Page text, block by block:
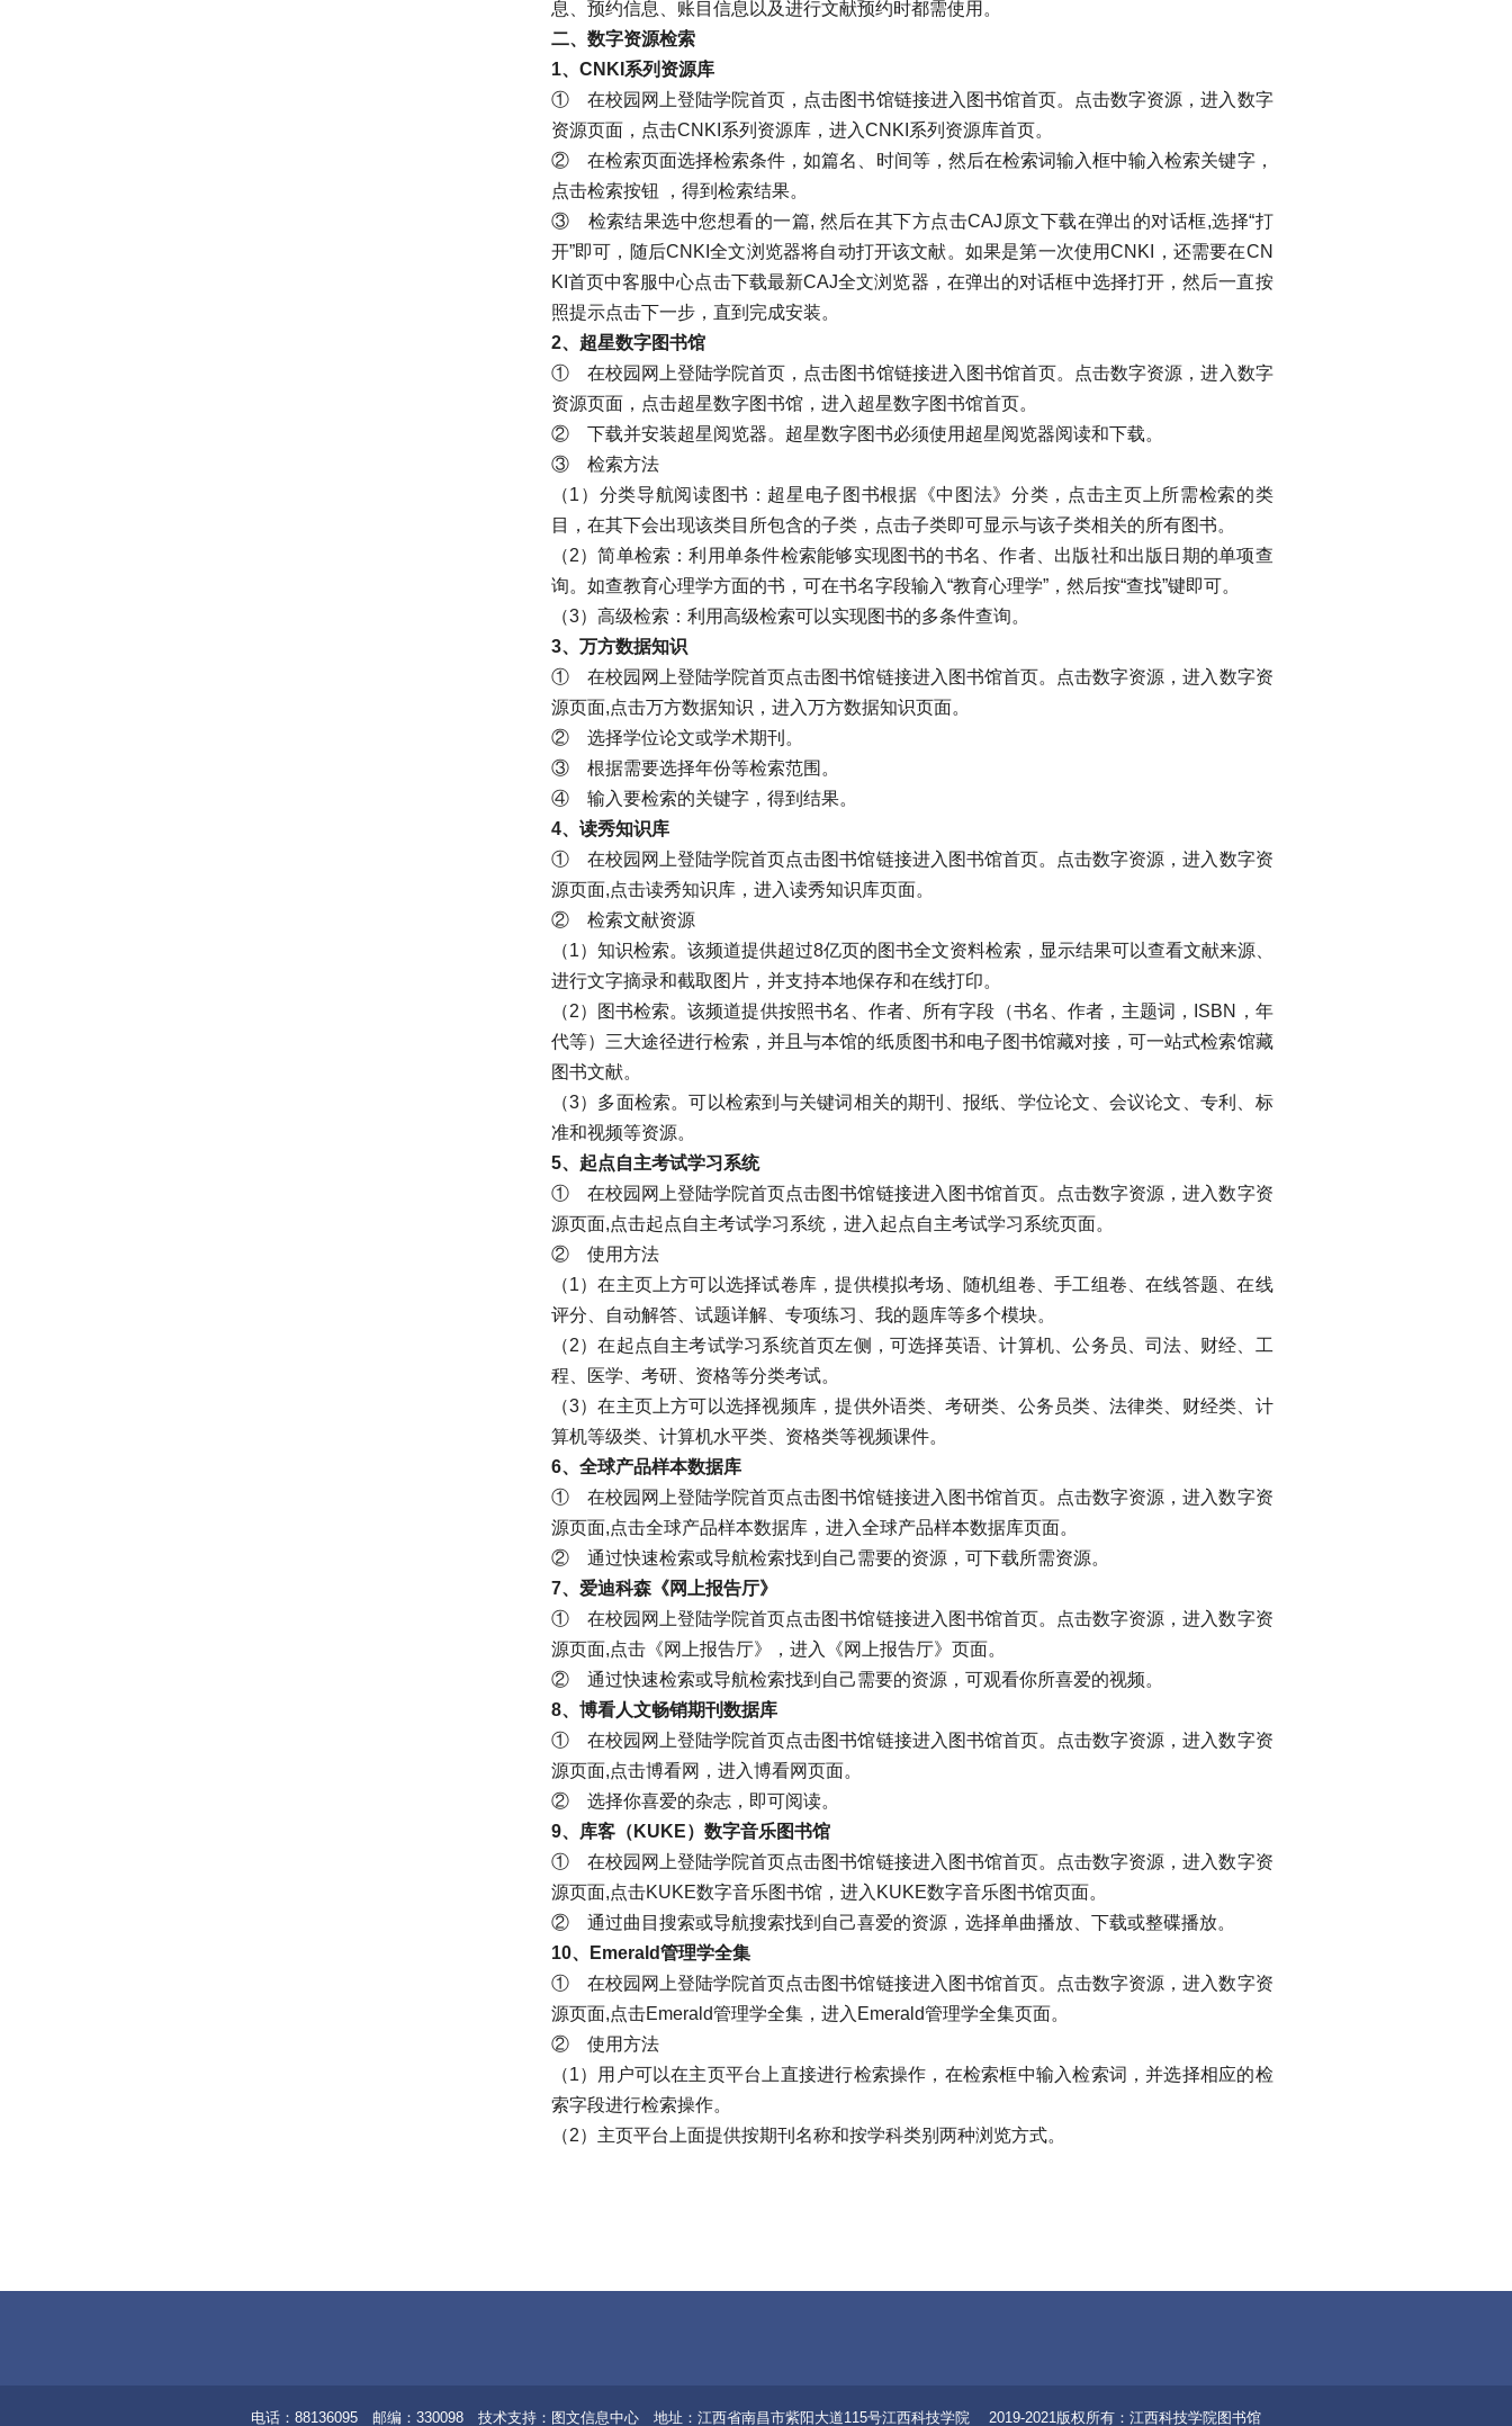
息、预约信息、账目信息以及进行文献预约时都需使用。
二、数字资源检索
1、CNKI系列资源库
① 在校园网上登陆学院首页，点击图书馆链接进入图书馆首页。点击数字资源，进入数字
资源页面，点击CNKI系列资源库，进入CNKI系列资源库首页。
② 在检索页面选择检索条件，如篇名、时间等，然后在检索词输入框中输入检索关键字，
点击检索按钮 ，得到检索结果。
③ 检索结果选中您想看的一篇, 然后在其下方点击CAJ原文下载在弹出的对话框,选择“打
开”即可，随后CNKI全文浏览器将自动打开该文献。如果是第一次使用CNKI，还需要在CN
KI首页中客服中心点击下载最新CAJ全文浏览器，在弹出的对话框中选择打开，然后一直按
照提示点击下一步，直到完成安装。
2、超星数字图书馆
①在校园网上登陆学院首页，点击图书馆链接进入图书馆首页。点击数字资源，进入数字
资源页面，点击超星数字图书馆，进入超星数字图书馆首页。
②下载并安装超星阅览器。超星数字图书必须使用超星阅览器阅读和下载。
③检索方法
（1）分类导航阅读图书：超星电子图书根据《中图法》分类，点击主页上所需检索的类
目，在其下会出现该类目所包含的子类，点击子类即可显示与该子类相关的所有图书。
（2）简单检索：利用单条件检索能够实现图书的书名、作者、出版社和出版日期的单项查
询。如查教育心理学方面的书，可在书名字段输入“教育心理学”，然后按“查找”键即可。
（3）高级检索：利用高级检索可以实现图书的多条件查询。
3、万方数据知识
①在校园网上登陆学院首页点击图书馆链接进入图书馆首页。点击数字资源，进入数字资
源页面,点击万方数据知识，进入万方数据知识页面。
②选择学位论文或学术期刊。
③根据需要选择年份等检索范围。
④输入要检索的关键字，得到结果。
4、读秀知识库
①在校园网上登陆学院首页点击图书馆链接进入图书馆首页。点击数字资源，进入数字资
源页面,点击读秀知识库，进入读秀知识库页面。
②检索文献资源
（1）知识检索。该频道提供超过8亿页的图书全文资料检索，显示结果可以查看文献来源、
进行文字摘录和截取图片，并支持本地保存和在线打印。
（2）图书检索。该频道提供按照书名、作者、所有字段（书名、作者，主题词，ISBN，年
代等）三大途径进行检索，并且与本馆的纸质图书和电子图书馆藏对接，可一站式检索馆藏
图书文献。
（3）多面检索。可以检索到与关键词相关的期刊、报纸、学位论文、会议论文、专利、标
准和视频等资源。
5、起点自主考试学习系统
① 在校园网上登陆学院首页点击图书馆链接进入图书馆首页。点击数字资源，进入数字资
源页面,点击起点自主考试学习系统，进入起点自主考试学习系统页面。
② 使用方法
（1）在主页上方可以选择试卷库，提供模拟考场、随机组卷、手工组卷、在线答题、在线
评分、自动解答、试题详解、专项练习、我的题库等多个模块。
（2）在起点自主考试学习系统首页左侧，可选择英语、计算机、公务员、司法、财经、工
程、医学、考研、资格等分类考试。
（3）在主页上方可以选择视频库，提供外语类、考研类、公务员类、法律类、财经类、计
算机等级类、计算机水平类、资格类等视频课件。
6、全球产品样本数据库
① 在校园网上登陆学院首页点击图书馆链接进入图书馆首页。点击数字资源，进入数字资
源页面,点击全球产品样本数据库，进入全球产品样本数据库页面。
② 通过快速检索或导航检索找到自己需要的资源，可下载所需资源。
7、爱迪科森《网上报告厅》
① 在校园网上登陆学院首页点击图书馆链接进入图书馆首页。点击数字资源，进入数字资
源页面,点击《网上报告厅》，进入《网上报告厅》页面。
② 通过快速检索或导航检索找到自己需要的资源，可观看你所喜爱的视频。
8、博看人文畅销期刊数据库
① 在校园网上登陆学院首页点击图书馆链接进入图书馆首页。点击数字资源，进入数字资
源页面,点击博看网，进入博看网页面。
② 选择你喜爱的杂志，即可阅读。
9、库客（KUKE）数字音乐图书馆
① 在校园网上登陆学院首页点击图书馆链接进入图书馆首页。点击数字资源，进入数字资
源页面,点击KUKE数字音乐图书馆，进入KUKE数字音乐图书馆页面。
② 通过曲目搜索或导航搜索找到自己喜爱的资源，选择单曲播放、下载或整碟播放。
10、Emerald管理学全集
① 在校园网上登陆学院首页点击图书馆链接进入图书馆首页。点击数字资源，进入数字资
源页面,点击Emerald管理学全集，进入Emerald管理学全集页面。
② 使用方法
（1）用户可以在主页平台上直接进行检索操作，在检索框中输入检索词，并选择相应的检
索字段进行检索操作。
（2）主页平台上面提供按期刊名称和按学科类别两种浏览方式。
电话：88136095 邮编：330098 技术支持：图文信息中心 地址：江西省南昌市紫阳大道115号江西科技学院 2019-2021版权所有：江西科技学院图书馆